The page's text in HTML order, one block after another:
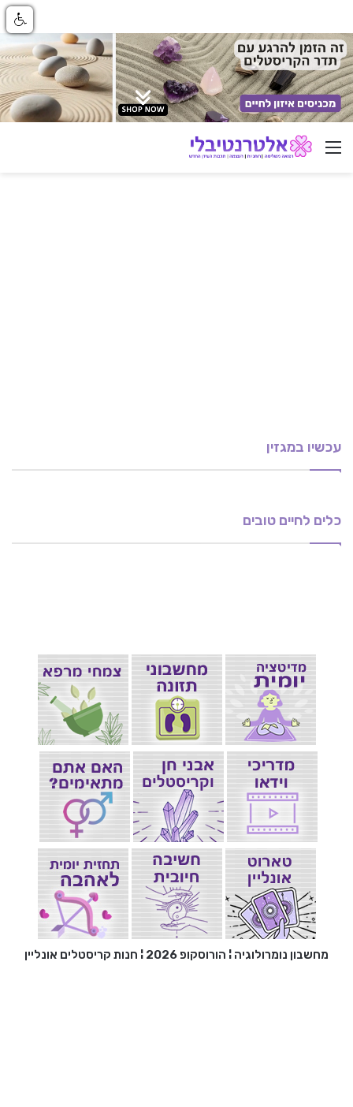
ניווט באתר
עכשיו במגזין
כלים לחיים טובים
מחשבון נומרולוגיה ¦ הורוסקופ 2026 ¦ חנות קריסטלים אונליין